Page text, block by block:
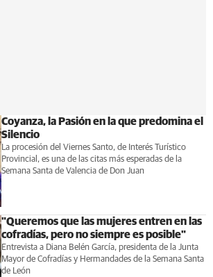
Coyanza, la Pasión en la que predomina el
Silencio
La procesión del Viernes Santo, de Interés Turístico
Provincial, es una de las citas más esperadas de la
Semana Santa de Valencia de Don Juan
"Queremos que las mujeres entren en las
cofradías, pero no siempre es posible"
Entrevista a Diana Belén García, presidenta de la Junta
Mayor de Cofradías y Hermandades de la Semana Santa
de León